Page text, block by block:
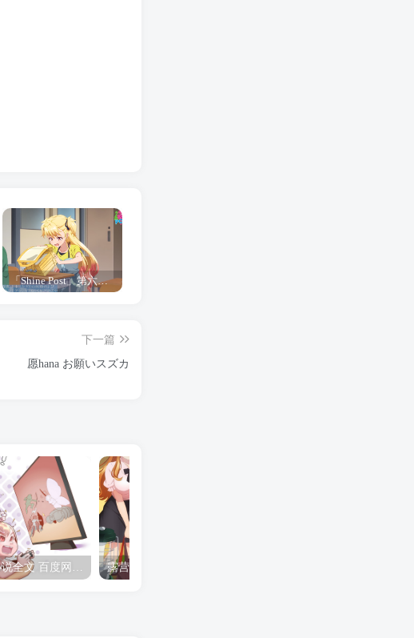
「Shine Post」第六话ED主题曲「Yellow Rose」无字幕MV公开
下一篇
愿hana お願いスズカ
夺妻by豌豆荚小说全文 百度网盘 Duo!